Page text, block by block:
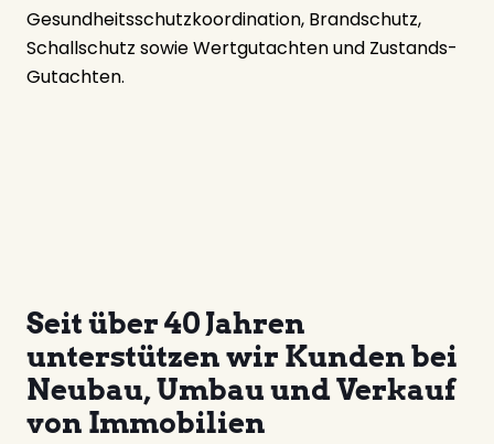
Gesundheitsschutzkoordination, Brandschutz,
Schallschutz sowie Wertgutachten und Zustands-
Gutachten.
Seit über 40 Jahren
unterstützen wir Kunden bei
Neubau, Umbau und Verkauf
von Immobilien